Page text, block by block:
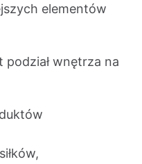
elementów
wnętrza na